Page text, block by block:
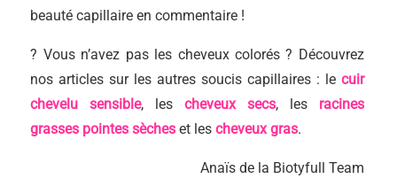
beauté capillaire en commentaire !
? Vous n’avez pas les cheveux colorés ? Découvrez
nos articles sur les autres soucis capillaires : le cuir
chevelu sensible, lescheveux secs, les racines
grasses pointes sèches et lescheveux gras.
Anaïs de la Biotyfull Team